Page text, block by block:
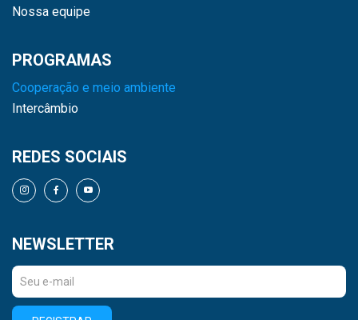
Nossa equipe
PROGRAMAS
Cooperação e meio ambiente
Intercâmbio
REDES SOCIAIS
NEWSLETTER